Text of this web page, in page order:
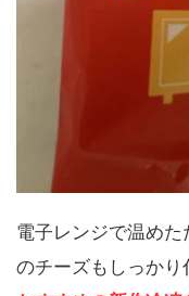
電子レンジで温め
のチーズもしっかり